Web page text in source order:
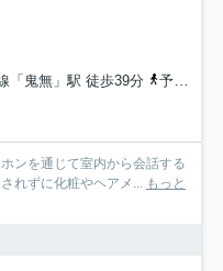
「鬼無」駅 徒歩39分 予讃線「国分」駅 徒歩43分
ンを通じて室内から会話する
れずに化粧やヘアメ...
もっと